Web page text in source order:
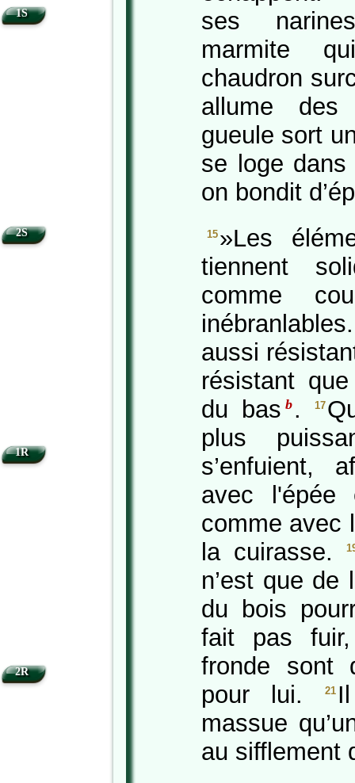
ses
marmite
chaudron
allume
gueule sort
se loge
on bondit
15 »Les
tiennent
comme
aussi
résistant
du bas b . 17
plus
s’enfuient,
avec l'épée
comme avec
la cuirasse.
n’est que
du bois
fait pas
fronde sont
pour lui.
21
massue
au sifflement
1S
2S
1R
2R